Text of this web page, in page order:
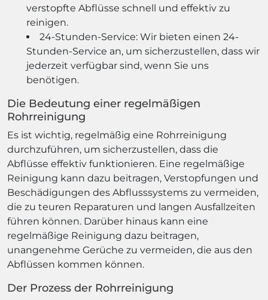
verstopfte Abflüsse schnell und effektiv zu
reinigen.
24-Stunden-Service: Wir bieten einen 24-
Stunden-Service an, um sicherzustellen, dass wir
jederzeit verfügbar sind, wenn Sie uns
benötigen.
Die Bedeutung einer regelmäßigen
Rohrreinigung
Es ist wichtig, regelmäßig eine Rohrreinigung
durchzuführen, um sicherzustellen, dass die
Abflüsse effektiv funktionieren. Eine regelmäßige
Reinigung kann dazu beitragen, Verstopfungen und
Beschädigungen des Abflusssystems zu vermeiden,
die zu teuren Reparaturen und langen Ausfallzeiten
führen können. Darüber hinaus kann eine
regelmäßige Reinigung dazu beitragen,
unangenehme Gerüche zu vermeiden, die aus den
Abflüssen kommen können.
Der Prozess der Rohrreinigung